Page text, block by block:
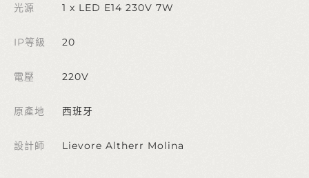
光源 1 x LED E14 230V 7W
IP等級 20
電壓 220V
原產地 西班牙
設計師 Lievore Altherr Molina